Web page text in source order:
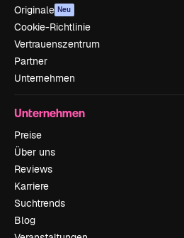
Originale Neu
Cookie-Richtlinie
Vertrauenszentrum
Partner
Unternehmen
Unternehmen
Preise
Über uns
Reviews
Karriere
Suchtrends
Blog